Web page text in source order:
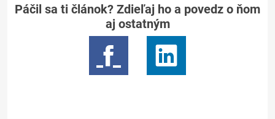
Páčil sa ti článok? Zdieľaj ho a povedz o ňom
aj ostatným